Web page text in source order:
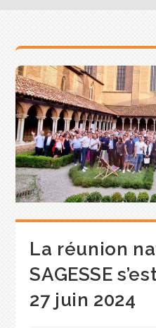
La réunion
SAGESSE
27 juin 2024